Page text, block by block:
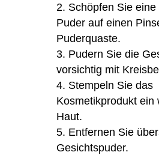
Schöpfen Sie
Puder auf einen
Puderquaste.
Pudern Sie die
vorsichtig mit
Stempeln Sie das
Kosmetikprodukt ein
Haut.
Entfernen Sie
Gesichtspuder.